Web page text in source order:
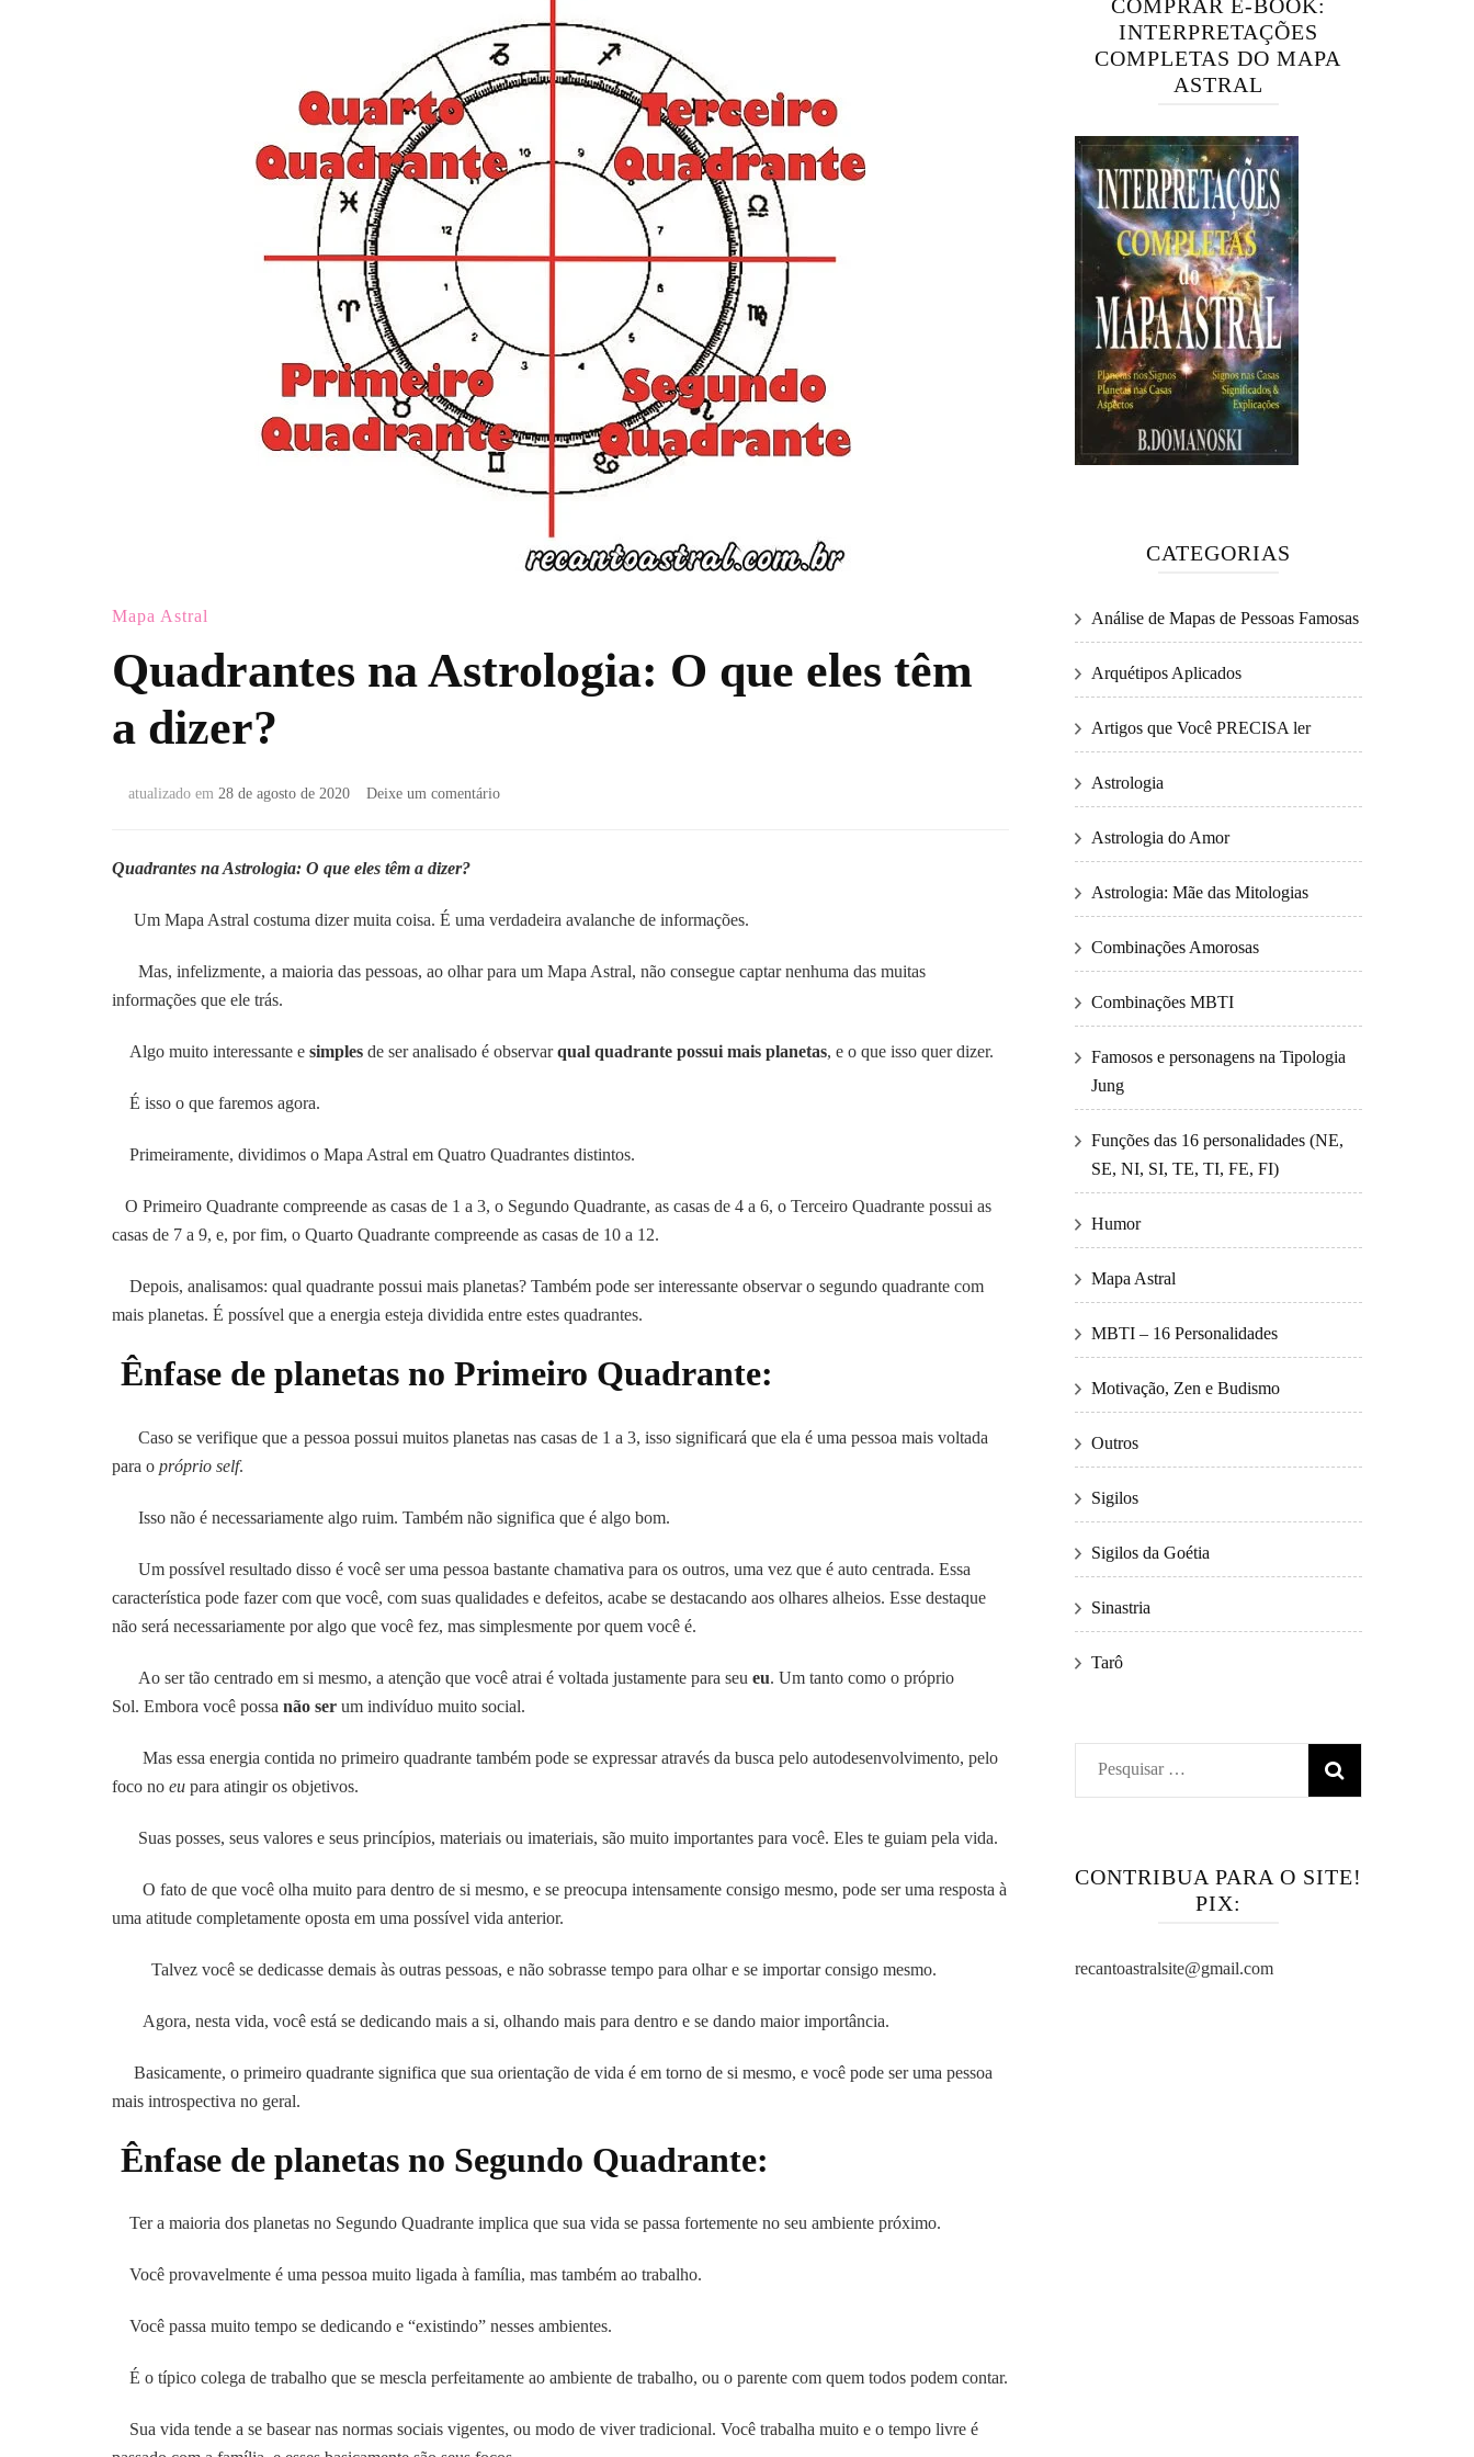
Mapa Astral
Quadrantes na Astrologia: O que eles têm
a dizer?
atualizado em 28 de agosto de 2020 Deixe um comentárioem
eles
a
Quadrantes na Astrologia: O que eles têm a dizer?
Um Mapa Astral costuma dizer muita coisa. É uma verdadeira avalanche de informações.
Mas, infelizmente, a maioria das pessoas, ao olhar para um Mapa Astral, não consegue captar nenhuma das muitas
informações que ele trás.
Algo muito interessante e simples de ser analisado é observarqual quadrante possui mais planetas, e o que isso quer dizer.
É isso o que faremos agora.
Primeiramente, dividimos o Mapa Astral em Quatro Quadrantes distintos.
O Primeiro Quadrante compreende as casas de 1 a 3, o Segundo Quadrante, as casas de 4 a 6, o Terceiro Quadrante possui as
casas de 7 a 9, e, por fim, o Quarto Quadrante compreende as casas de 10 a 12.
Depois, analisamos: qual quadrante possui mais planetas? Também pode ser interessante observar o segundo quadrante com
mais planetas. É possível que a energia esteja dividida entre estes quadrantes.
Ênfase de planetas no Primeiro Quadrante:
Caso se verifique que a pessoa possui muitos planetas nas casas de 1 a 3, isso significará que ela é uma pessoa mais voltada
para o próprio self.
Isso não é necessariamente algo ruim. Também não significa que é algo bom.
Um possível resultado disso é você ser uma pessoa bastante chamativa para os outros, uma vez que é auto centrada. Essa
característica pode fazer com que você, com suas qualidades e defeitos, acabe se destacando aos olhares alheios. Esse destaque
não será necessariamente por algo que você fez, mas simplesmente por quem você é.
Ao ser tão centrado em si mesmo, a atenção que você atrai é voltada justamente para seu eu. Um tanto como o próprio
Sol. Embora você possa não ser um indivíduo muito social.
Mas essa energia contida no primeiro quadrante também pode se expressar através da busca pelo autodesenvolvimento, pelo
foco no eu para atingir os objetivos.
Suas posses, seus valores e seus princípios, materiais ou imateriais, são muito importantes para você. Eles te guiam pela vida.
O fato de que você olha muito para dentro de si mesmo, e se preocupa intensamente consigo mesmo, pode ser uma resposta à
uma atitude completamente oposta em uma possível vida anterior.
Talvez você se dedicasse demais às outras pessoas, e não sobrasse tempo para olhar e se importar consigo mesmo.
Agora, nesta vida, você está se dedicando mais a si, olhando mais para dentro e se dando maior importância.
Basicamente, o primeiro quadrante significa que sua orientação de vida é em torno de si mesmo, e você pode ser uma pessoa
mais introspectiva no geral.
Ênfase de planetas no Segundo Quadrante:
Ter a maioria dos planetas no Segundo Quadrante implica que sua vida se passa fortemente no seu ambiente próximo.
Você provavelmente é uma pessoa muito ligada à família, mas também ao trabalho.
Você passa muito tempo se dedicando e “existindo” nesses ambientes.
É o típico colega de trabalho que se mescla perfeitamente ao ambiente de trabalho, ou o parente com quem todos podem contar.
Sua vida tende a se basear nas normas sociais vigentes, ou modo de viver tradicional. Você trabalha muito e o tempo livre é
COMPRAR E-BOOK:
INTERPRETAÇÕES
COMPLETAS DO MAPA
ASTRAL
CATEGORIAS
Análise de Mapas de Pessoas Famosas
Arquétipos Aplicados
Artigos que Você PRECISA ler
Astrologia
Astrologia do Amor
Astrologia: Mãe das Mitologias
Combinações Amorosas
Combinações MBTI
Famosos e personagens na Tipologia
Jung
Funções das 16 personalidades (NE,
SE, NI, SI, TE, TI, FE, FI)
Humor
Mapa Astral
MBTI – 16 Personalidades
Motivação, Zen e Budismo
Outros
Sigilos
Sigilos da Goétia
Sinastria
Tarô
Pesquisar
por:
CONTRIBUA PARA O SITE!
PIX:
recantoastralsite@gmail.com